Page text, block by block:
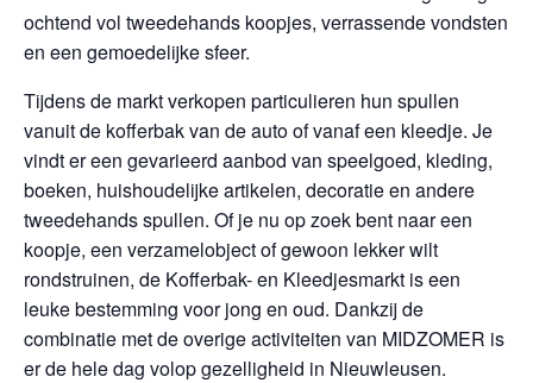
ochtend vol tweedehands koopjes, verrassende vondsten
en een gemoedelijke sfeer.
Tijdens de markt verkopen particulieren hun spullen
vanuit de kofferbak van de auto of vanaf een kleedje. Je
vindt er een gevarieerd aanbod van speelgoed, kleding,
boeken, huishoudelijke artikelen, decoratie en andere
tweedehands spullen. Of je nu op zoek bent naar een
koopje, een verzamelobject of gewoon lekker wilt
rondstruinen, de Kofferbak- en Kleedjesmarkt is een
leuke bestemming voor jong en oud. Dankzij de
combinatie met de overige activiteiten van MIDZOMER is
er de hele dag volop gezelligheid in Nieuwleusen.